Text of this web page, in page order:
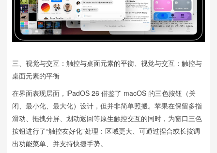
三、视觉与交互：触控与桌面元素的平衡、视觉与交互：触控与
桌面元素的平衡
在界面表现层面，iPadOS 26 借鉴了 macOS 的三色按钮（关
闭、最小化、最大化）设计，但并非简单照搬。苹果在保留多指
滑动、拖拽分屏、划动返回等原生触控交互的同时，为窗口三色
按钮进行了“触控友好化”处理：区域更大、可通过捏合或长按调
出功能菜单、并支持快捷手势。